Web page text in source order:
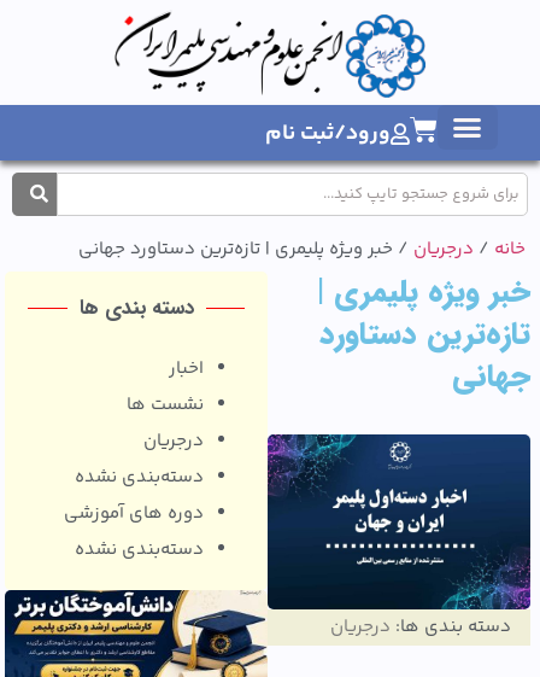
ورود/ثبت نام
/درجریان/ خبر ویژه پلیمری | تازه‌ترین دستاورد جهانی
ویژه پلیمری |
دستاورد
بندی ها:درجریان
دسته بندی ها
اخبار
نشست ها
درجریان
دسته‌بندی نشده
دوره های آموزشی
دسته‌بندی نشده